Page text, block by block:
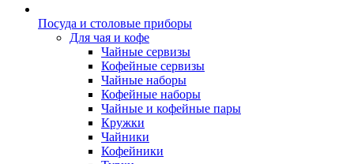
Посуда и столовые приборы
Для чая и кофе
Чайные сервизы
Кофейные сервизы
Чайные наборы
Кофейные наборы
Чайные и кофейные пары
Кружки
Чайники
Кофейники